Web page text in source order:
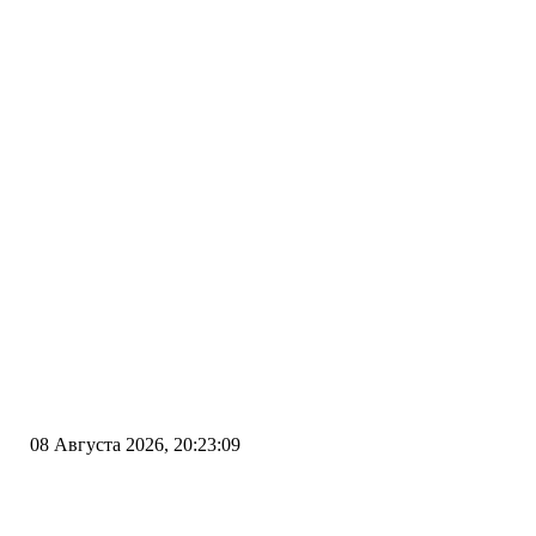
08 Августа 2026, 20:23:09